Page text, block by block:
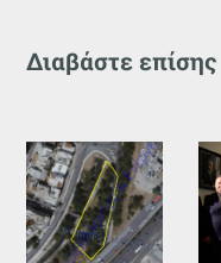
Διαβάστε επίσης